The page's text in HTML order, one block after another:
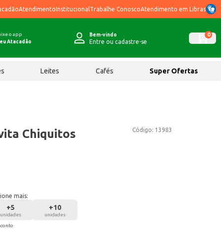
AtendimentoInstitucional Trabalhe ConoscoAtendimento em Libras
o app
Atacadão
Bem-vindo
Entre ou cadastre-se
0
Leites Cafés Super Ofertas
Código: 13983
Chiquitos
mais:
+5
unidades
+10
unidades